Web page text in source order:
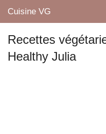
Cuisine VG
Mes blogs préférés
Recettes
Healthy Julia